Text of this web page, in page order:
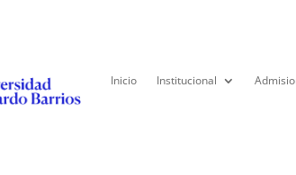
Inicio Institucional